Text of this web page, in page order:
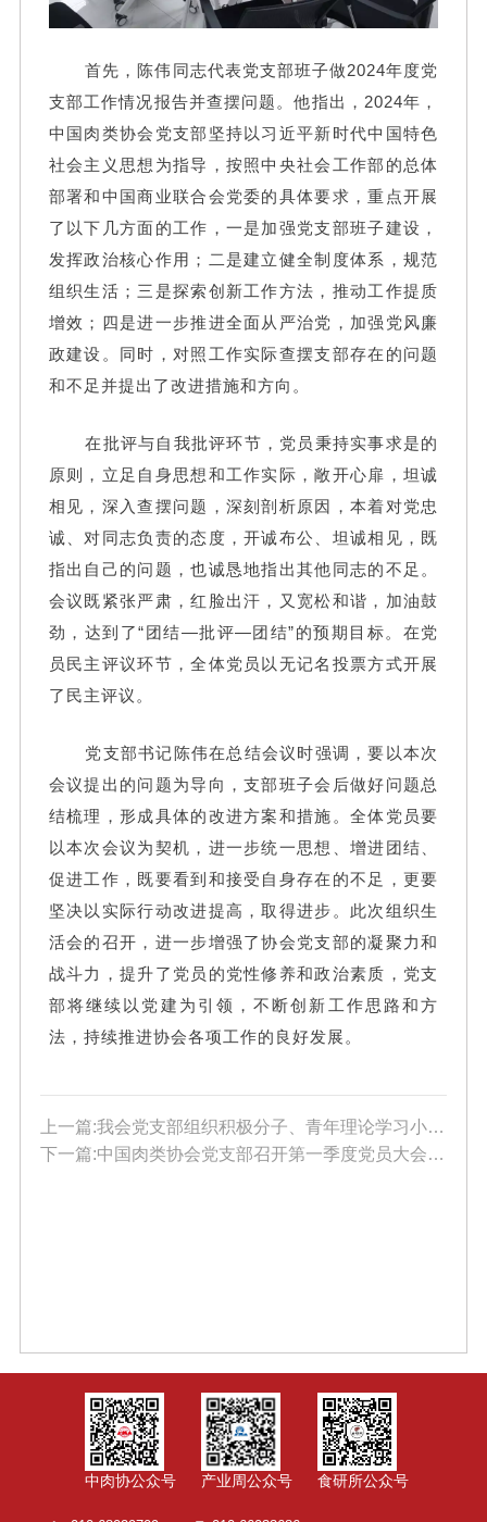
首先，陈伟同志代表党支部班子做2024年度党
支部工作情况报告并查摆问题。他指出，2024年，
中国肉类协会党支部坚持以习近平新时代中国特色
社会主义思想为指导，按照中央社会工作部的总体
部署和中国商业联合会党委的具体要求，重点开展
了以下几方面的工作，一是加强党支部班子建设，
发挥政治核心作用；二是建立健全制度体系，规范
组织生活；三是探索创新工作方法，推动工作提质
增效；四是进一步推进全面从严治党，加强党风廉
政建设。同时，对照工作实际查摆支部存在的问题
和不足并提出了改进措施和方向。
在批评与自我批评环节，党员秉持实事求是的
原则，立足自身思想和工作实际，敞开心扉，坦诚
相见，深入查摆问题，深刻剖析原因，本着对党忠
诚、对同志负责的态度，开诚布公、坦诚相见，既
指出自己的问题，也诚恳地指出其他同志的不足。
会议既紧张严肃，红脸出汗，又宽松和谐，加油鼓
劲，达到了“团结—批评—团结”的预期目标。在党
员民主评议环节，全体党员以无记名投票方式开展
了民主评议。
党支部书记陈伟在总结会议时强调，要以本次
会议提出的问题为导向，支部班子会后做好问题总
结梳理，形成具体的改进方案和措施。全体党员要
以本次会议为契机，进一步统一思想、增进团结、
促进工作，既要看到和接受自身存在的不足，更要
坚决以实际行动改进提高，取得进步。此次组织生
活会的召开，进一步增强了协会党支部的凝聚力和
战斗力，提升了党员的党性修养和政治素质，党支
部将继续以党建为引领，不断创新工作思路和方
法，持续推进协会各项工作的良好发展。
上一篇:我会党支部组织积极分子、青年理论学习小组成员参加中国商联党委副书记沈实同志宣讲党课活动
下一篇:中国肉类协会党支部召开第一季度党员大会 安排部署2025年党建工作重点
中肉协公众号 产业周公众号 食研所公众号